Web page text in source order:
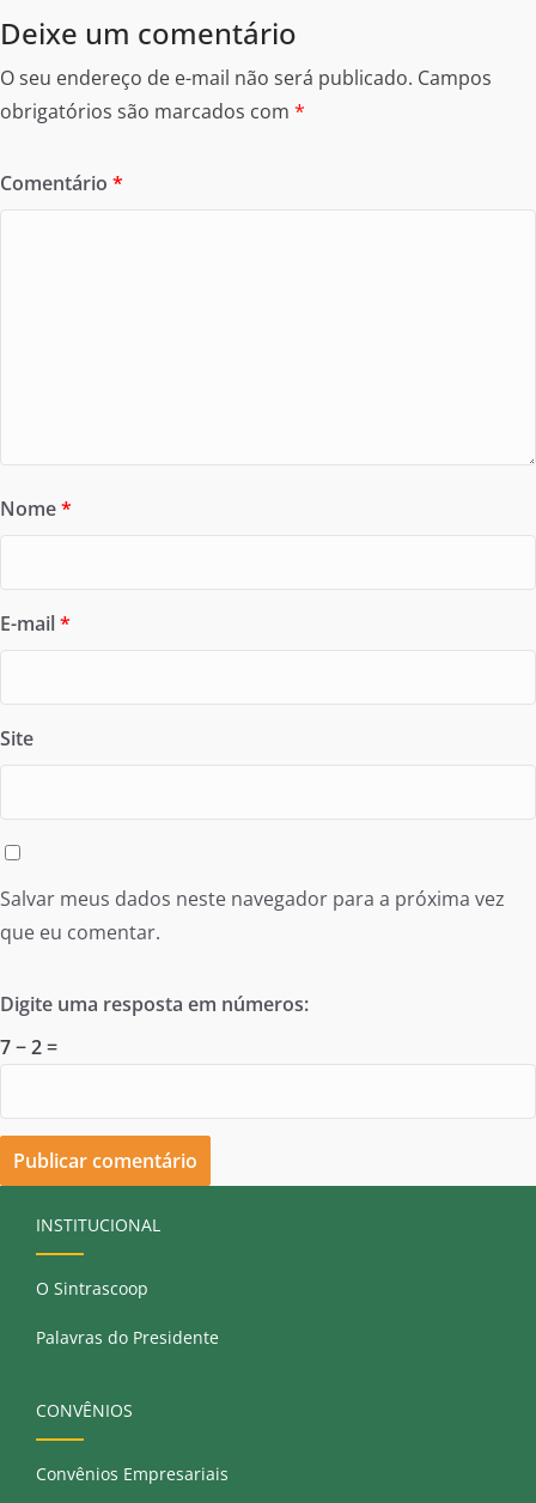
Deixe um comentário
O seu endereço de e-mail não será publicado. Campos
obrigatórios são marcados com *
Comentário *
Nome*
E-mail*
Site
Salvar meus dados neste navegador para a próxima vez
que eu comentar.
Digite uma resposta em números:
7 − 2 =
INSTITUCIONAL
O Sintrascoop
Palavras do Presidente
CONVÊNIOS
Convênios Empresariais